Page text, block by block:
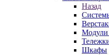
Назад
Шкафы